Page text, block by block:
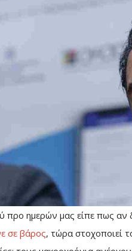
προ ημερών μας είπε πως αν
σε βάρος, τώρα στοχοποιεί